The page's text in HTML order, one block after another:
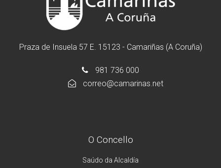
Praza de Insuela 57 E. 15123 - Camariñas (A Coruña)
981 736 000
correo@camarinas.net
O Concello
Saúdo da Alcaldía